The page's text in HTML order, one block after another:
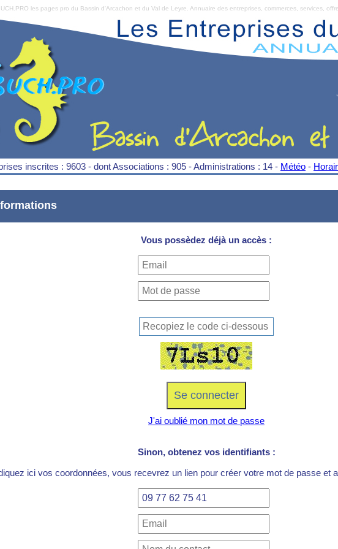
les pages pro du Bassin d'Arcachon et du Val de Leyre. Annuaire des entreprises, commerces, services,
inscrites : 9603 - dont Associations : 905 - Administrations : 14 - Météo -
Vous possèdez déjà un accès :
J'ai oublié mon mot de passe
Sinon, obtenez vos identifiants :
ici vos coordonnées, vous recevrez un lien pour créer votre mot de passe et